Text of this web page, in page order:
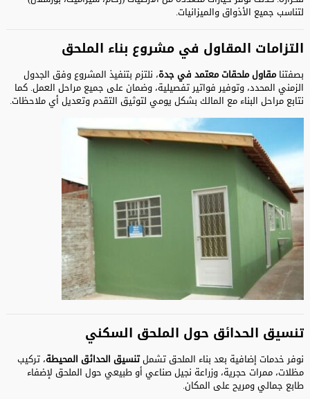
لتناسب جميع الأذواق والميزانيات.
التزامات المقاول في مشروع بناء الملحق
بصفتنامقاول ملحقات معتمد في جدة، نلتزم بتنفيذ المشروع وفق الجدول
الزمني المحدد، وتوفير فواتير تفصيلية، وضمان على جميع مراحل العمل. كما
نتابع مراحل البناء مع المالك بشكل يومي لتوثيق التقدم وتعديل أي ملاحظات.
تنسيق الحدائق حول الملحق السكني
نوفر خدمات إضافية بعد بناء الملحق تشملتنسيق الحدائق المحيطة، تركيب
مظلات، ممرات حجرية، وزراعة نجيل صناعي أو طبيعي حول الملحق لإضفاء
طابع جمالي ومريح على المكان.